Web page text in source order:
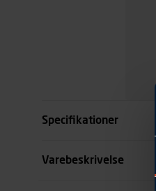
Specifikationer
Størrelse
Varebeskrivelse